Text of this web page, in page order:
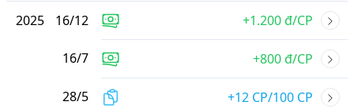
2025 16/12 +1.200 đ/CP
16/7 +800 đ/CP
28/5 +12 CP/100 CP